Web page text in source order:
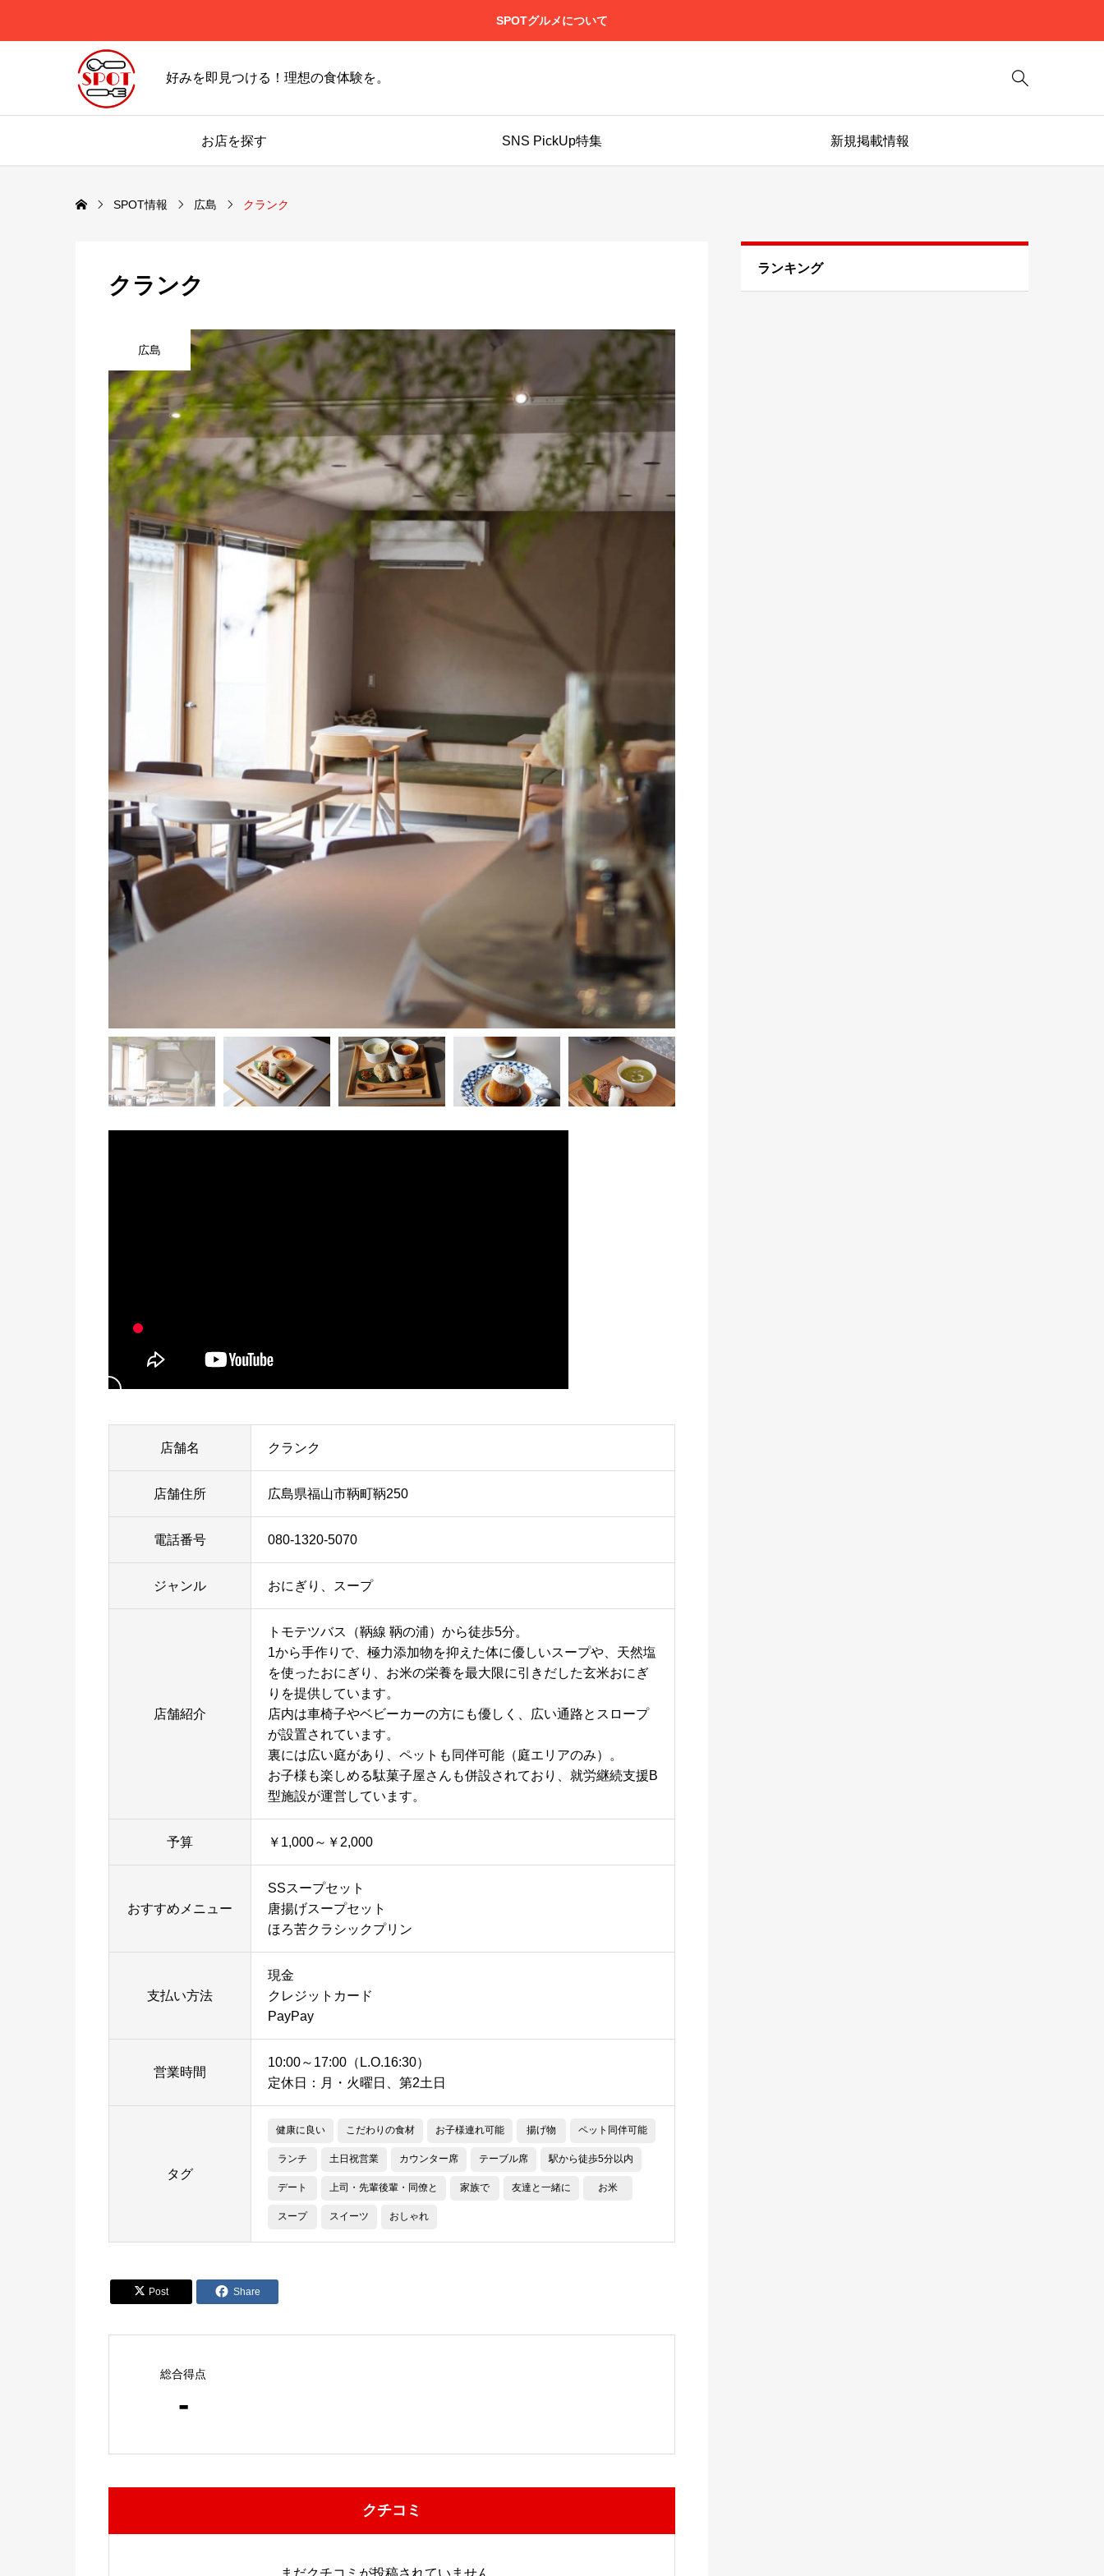
SPOTグルメについて
好みを即見つける！理想の食体験を。 
お店を探す SNS PickUp特集 新規掲載情報
SPOT情報 広島 クランク
クランク
広島
店舗名 クランク
店舗住所 広島県福山市鞆町鞆250
電話番号 080-1320-5070
ジャンル おにぎり、スープ
店舗紹介
トモテツバス（鞆線 鞆の浦）から徒歩5分。
1から手作りで、極力添加物を抑えた体に優しいスープや、天然塩
を使ったおにぎり、お米の栄養を最大限に引きだした玄米おにぎ
りを提供しています。
店内は車椅子やベビーカーの方にも優しく、広い通路とスロープ
が設置されています。
裏には広い庭があり、ペットも同伴可能（庭エリアのみ）。
お子様も楽しめる駄菓子屋さんも併設されており、就労継続支援B
型施設が運営しています。
予算 ￥1,000～￥2,000
おすすめメニュー
SSスープセット
唐揚げスープセット
ほろ苦クラシックプリン
支払い方法
現金
クレジットカード
PayPay
営業時間
10:00～17:00（L.O.16:30）
定休日：月・火曜日、第2土日
タグ
健康に良い こだわりの食材 お子様連れ可能 揚げ物 ペット同伴可能
ランチ 土日祝営業 カウンター席 テーブル席 駅から徒歩5分以内
デート 上司・先輩後輩・同僚と 家族で 友達と一緒に お米
スープ スイーツ おしゃれ
 Post  Share
総合得点
-
クチコミ
まだクチコミが投稿されていません。
ランキング